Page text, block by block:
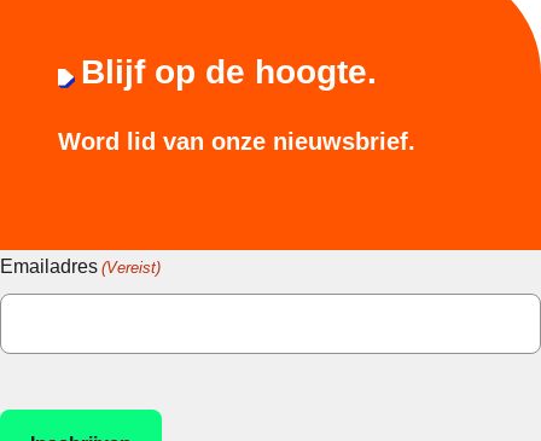
Blijf op de hoogte.
Word lid van onze nieuwsbrief.
Emailadres (Vereist)